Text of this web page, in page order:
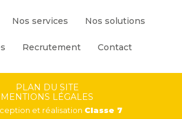
Nos services Nos solutions
Recrutement Contact
PLAN DU SITE
MENTIONS LÉGALES
et réalisation Classe 7